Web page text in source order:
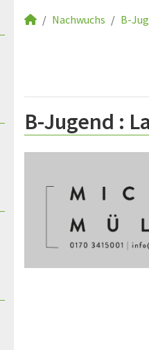
Nachwuchs B-
B-Jugend :